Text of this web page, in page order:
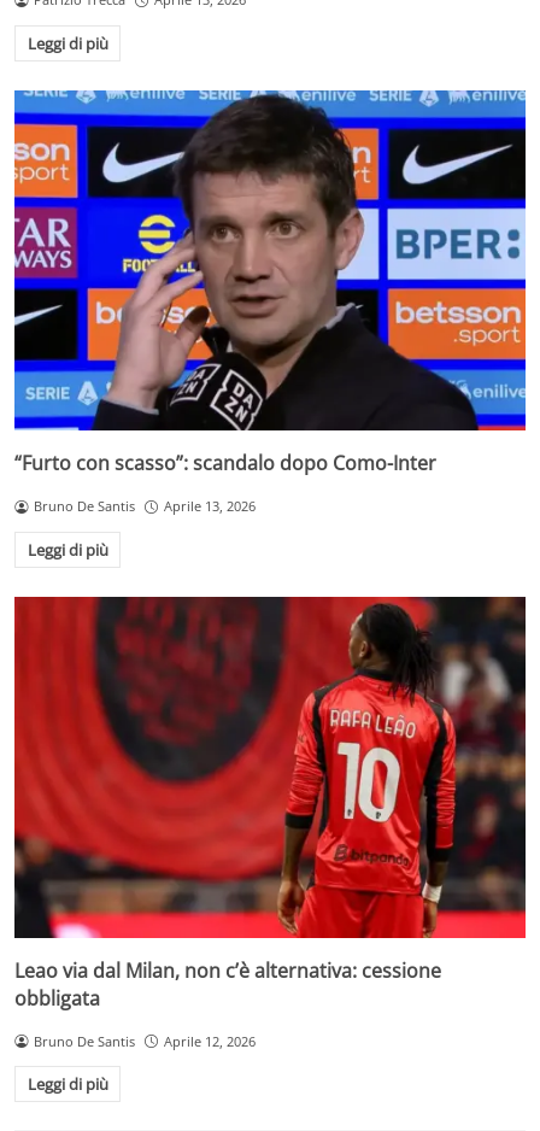
Leggi di più
“Furto con scasso”: scandalo dopo Como-Inter
Bruno De Santis Aprile 13, 2026
Leggi di più
Leao via dal Milan, non c’è alternativa: cessione
obbligata
Bruno De Santis Aprile 12, 2026
Leggi di più